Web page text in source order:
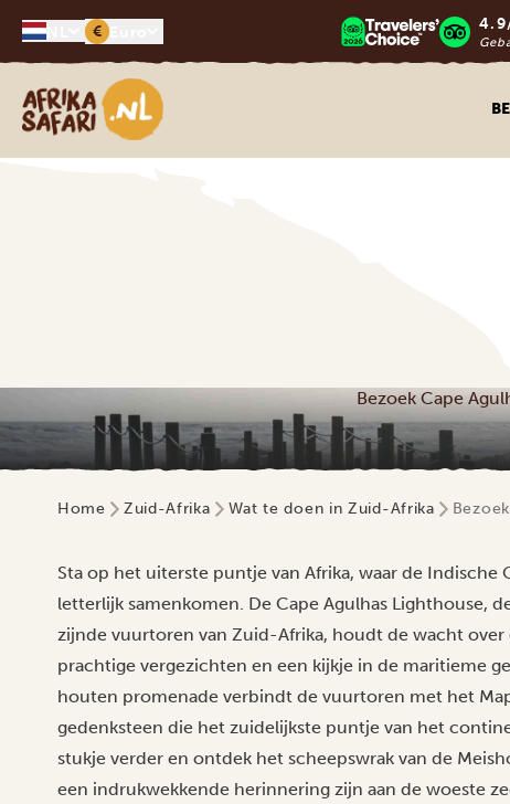
€
Afrika safari
Bezoek Cape
Home Zuid-Afrika Wat te doen in Zuid-Afrika
Sta op het uiterste puntje van Afrika, waar de Indische
letterlijk samenkomen. De Cape Agulhas Lighthouse,
zijnde vuurtoren van Zuid-Afrika, houdt de wacht
prachtige vergezichten en een kijkje in de maritieme
houten promenade verbindt de vuurtoren met het
gedenksteen die het zuidelijkste puntje van het
stukje verder en ontdek het scheepswrak van de
een indrukwekkende herinnering zijn aan de woeste